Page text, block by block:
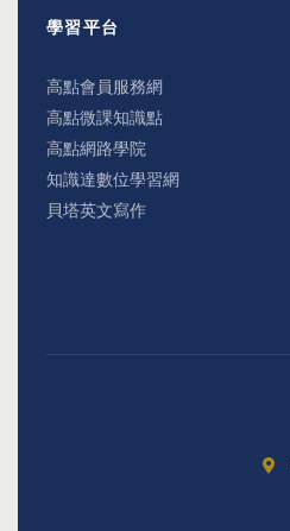
學習平台
高點會員服務網
高點微課知識點
高點網路學院
知識達數位學習網
貝塔英文寫作